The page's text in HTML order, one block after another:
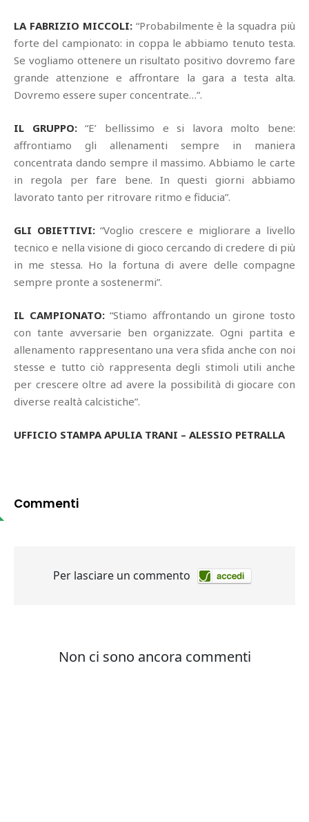
LA FABRIZIO MICCOLI:“Probabilmente è la squadra più
forte del campionato: in coppa le abbiamo tenuto testa.
Se vogliamo ottenere un risultato positivo dovremo fare
grande attenzione e affrontare la gara a testa alta.
Dovremo essere super concentrate…”.
IL GRUPPO:“E’ bellissimo e si lavora molto bene:
affrontiamo gli allenamenti sempre in maniera
concentrata dando sempre il massimo. Abbiamo le carte
in regola per fare bene. In questi giorni abbiamo
lavorato tanto per ritrovare ritmo e fiducia”.
GLI OBIETTIVI:“Voglio crescere e migliorare a livello
tecnico e nella visione di gioco cercando di credere di più
in me stessa. Ho la fortuna di avere delle compagne
sempre pronte a sostenermi”.
IL CAMPIONATO:“Stiamo affrontando un girone tosto
con tante avversarie ben organizzate. Ogni partita e
allenamento rappresentano una vera sfida anche con noi
stesse e tutto ciò rappresenta degli stimoli utili anche
per crescere oltre ad avere la possibilità di giocare con
diverse realtà calcistiche”.
UFFICIO STAMPA APULIA TRANI – ALESSIO PETRALLA
Commenti